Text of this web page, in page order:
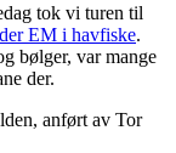
tok vi turen til
EM i havfiske.
bølger, var mange
der.
anført av Tor